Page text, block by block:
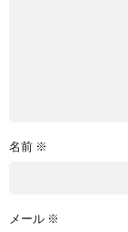
名前 ※
メール ※